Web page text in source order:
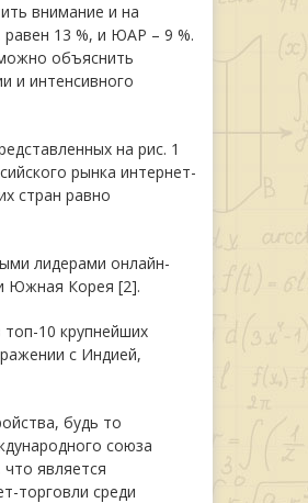
внимание и на
равен 13 %, и ЮАР – 9 %.
объяснить
и интенсивного
на рис. 1
рынка интернет-
стран равно
лидерами онлайн-
Южная Корея [2].
10 крупнейших
с Индией,
будь то
союза
является
торговли среди